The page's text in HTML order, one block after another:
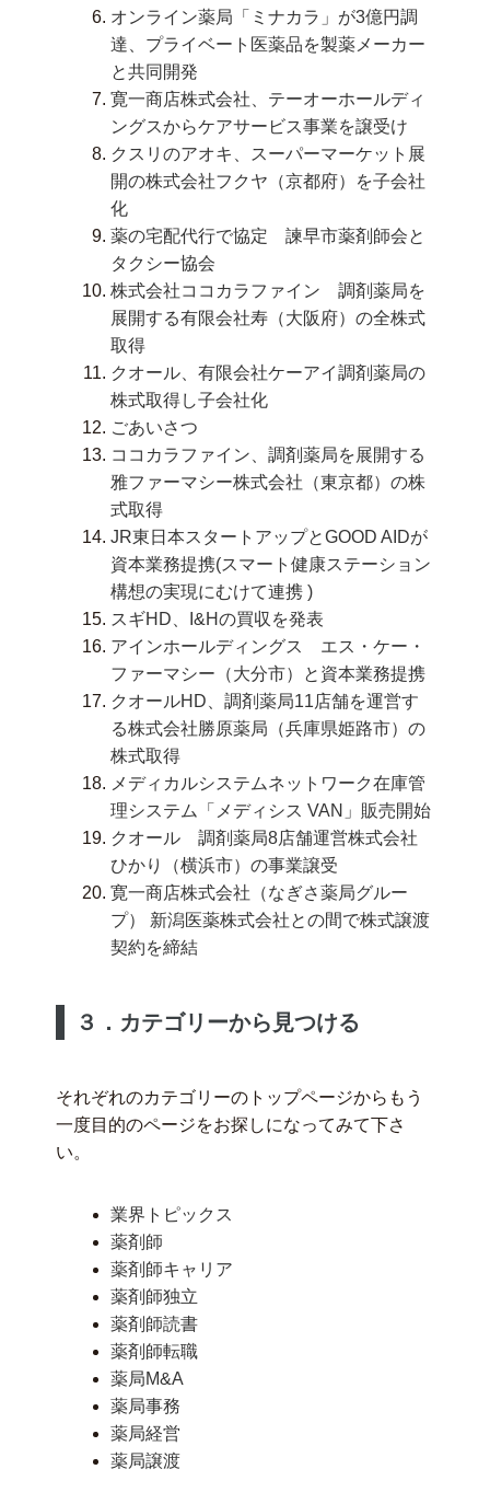
オンライン薬局「ミナカラ」が3億円調
達、プライベート医薬品を製薬メーカー
と共同開発
寛⼀商店株式会社、テーオーホールディ
ングスからケアサービス事業を譲受け
クスリのアオキ、スーパーマーケット展
開の株式会社フクヤ（京都府）を子会社
化
薬の宅配代行で協定 諫早市薬剤師会と
タクシー協会
株式会社ココカラファイン 調剤薬局を
展開する有限会社寿（大阪府）の全株式
取得
クオール、有限会社ケーアイ調剤薬局の
株式取得し子会社化
ごあいさつ
ココカラファイン、調剤薬局を展開する
雅ファーマシー株式会社（東京都）の株
式取得
JR東日本スタートアップとGOOD AIDが
資本業務提携(スマート健康ステーション
構想の実現にむけて連携 )
スギHD、I&Hの買収を発表
アインホールディングス エス・ケー・
ファーマシー（大分市）と資本業務提携
クオールHD、調剤薬局11店舗を運営す
る株式会社勝原薬局（兵庫県姫路市）の
株式取得
メディカルシステムネットワーク在庫管
理システム「メディシス VAN」販売開始
クオール 調剤薬局8店舗運営株式会社
ひかり（横浜市）の事業譲受
寛一商店株式会社（なぎさ薬局グルー
プ） 新潟医薬株式会社との間で株式譲渡
契約を締結
３．カテゴリーから見つける
それぞれのカテゴリーのトップページからもう
一度目的のページをお探しになってみて下さ
い。
業界トピックス
薬剤師
薬剤師キャリア
薬剤師独立
薬剤師読書
薬剤師転職
薬局M&A
薬局事務
薬局経営
薬局譲渡